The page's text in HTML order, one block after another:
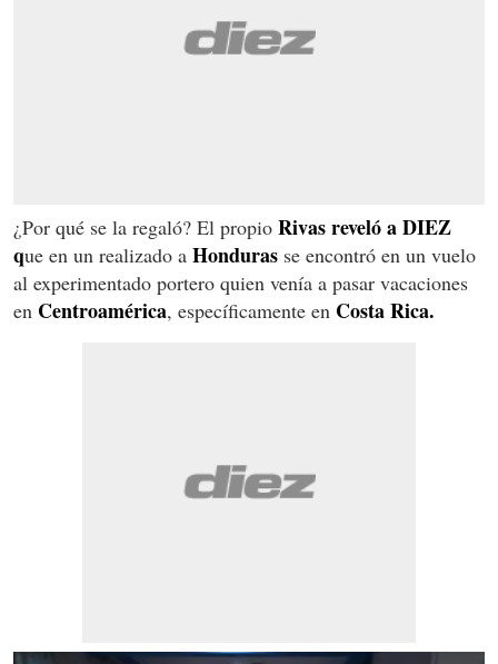
¿Por qué se la regaló? El propio Rivas reveló a DIEZ
que en un realizado a Honduras se encontró en un vuelo
al experimentado portero quien venía a pasar vacaciones
en Centroamérica, específicamente en Costa Rica.